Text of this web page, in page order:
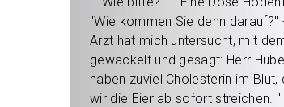
"Wie kommen Sie denn darauf?"
Arzt hat mich untersucht, mit
gewackelt und gesagt: Herr
haben zuviel Cholesterin im Blut,
wir die Eier ab sofort streichen. "